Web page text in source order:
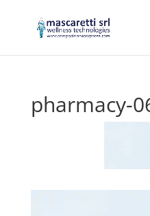
pharmacy-